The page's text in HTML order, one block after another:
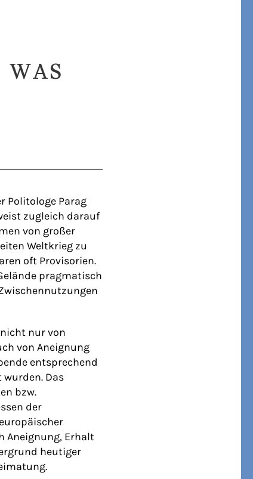
WAS
Politologe Parag
zugleich darauf
von großer
Weltkrieg zu
oft Provisorien.
pragmatisch
nur von
von Aneignung
entsprechend
Das
bzw.
der
Aneignung, Erhalt
heutiger